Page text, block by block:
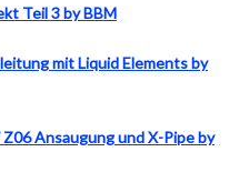
Teil 3 by BBM
mit Liquid Elements by
Ansaugung und X-Pipe by